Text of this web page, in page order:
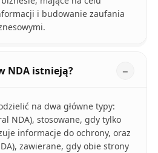
i budowanie zaufania
NDA istnieją?
na dwa główne typy:
NDA), stosowane, gdy tylko
informacje do ochrony, oraz
zawierane, gdy obie strony